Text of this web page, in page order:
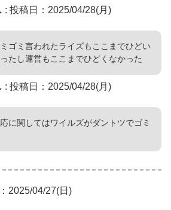
: 投稿日：2025/04/28(月)
ゴミ言われたライズもここまでひどい
たし運営もここまでひどくなかった
: 投稿日：2025/04/28(月)
に関してはワイルズがダントツでゴミ
2025/04/27(日)